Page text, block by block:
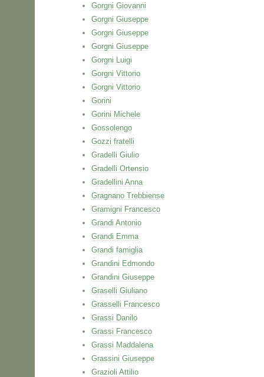
Gorgni Giovanni
Gorgni Giuseppe
Gorgni Giuseppe
Gorgni Giuseppe
Gorgni Luigi
Gorgni Vittorio
Gorgni Vittorio
Gorini
Gorini Michele
Gossolengo
Gozzi fratelli
Gradelli Giulio
Gradelli Ortensio
Gradellini Anna
Gragnano Trebbiense
Gramigni Francesco
Grandi Antonio
Grandi Emma
Grandi famiglia
Grandini Edmondo
Grandini Giuseppe
Graselli Giuliano
Grasselli Francesco
Grassi Danilo
Grassi Francesco
Grassi Maddalena
Grassini Giuseppe
Grazioli Attilio